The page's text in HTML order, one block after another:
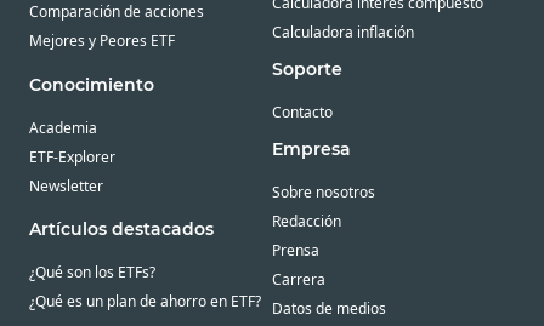
Comparación de acciones
Mejores y Peores ETF
Conocimiento
Academia
ETF-Explorer
Newsletter
Artículos destacados
¿Qué son los ETFs?
¿Qué es un plan de ahorro en ETF?
Calculadora inflación
Soporte
Contacto
Empresa
Sobre nosotros
Redacción
Prensa
Carrera
Datos de medios